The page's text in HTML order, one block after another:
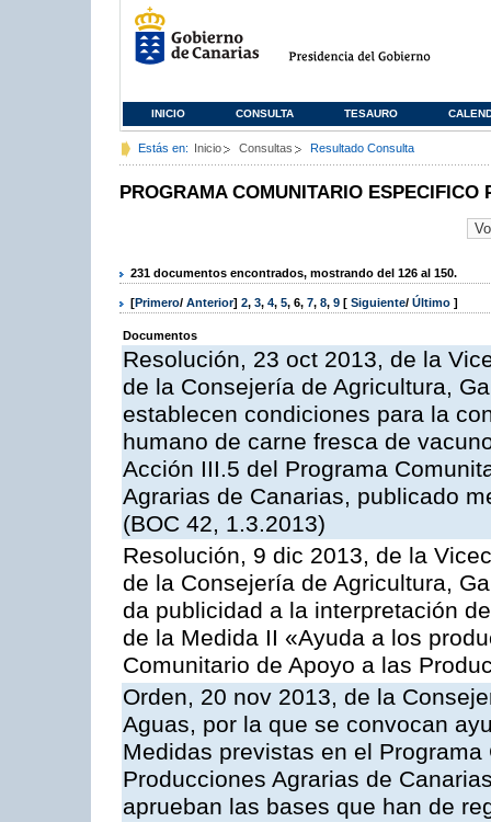
INICIO CONSULTA TESAURO
Estás en: Inicio Consultas Resultado Consulta
PROGRAMA COMUNITARIO ESPECIFICO
231 documentos encontrados, mostrando del 126 al 150.
[Primero/ Anterior] 2, 3, 4, 5, 6, 7, 8, 9 [ Siguiente/ Último ]
Documentos
Resolución, 23 oct 2013, de la
de la Consejería de Agricultura,
establecen condiciones para la
humano de carne fresca de
Acción III.5 del Programa
Agrarias de Canarias, publicado
(BOC 42, 1.3.2013)
Resolución, 9 dic 2013, de la
de la Consejería de Agricultura,
da publicidad a la interpretación
de la Medida II «Ayuda a los
Comunitario de Apoyo a las
Orden, 20 nov 2013, de la
Aguas, por la que se convocan
Medidas previstas en el
Producciones Agrarias de
aprueban las bases que han de